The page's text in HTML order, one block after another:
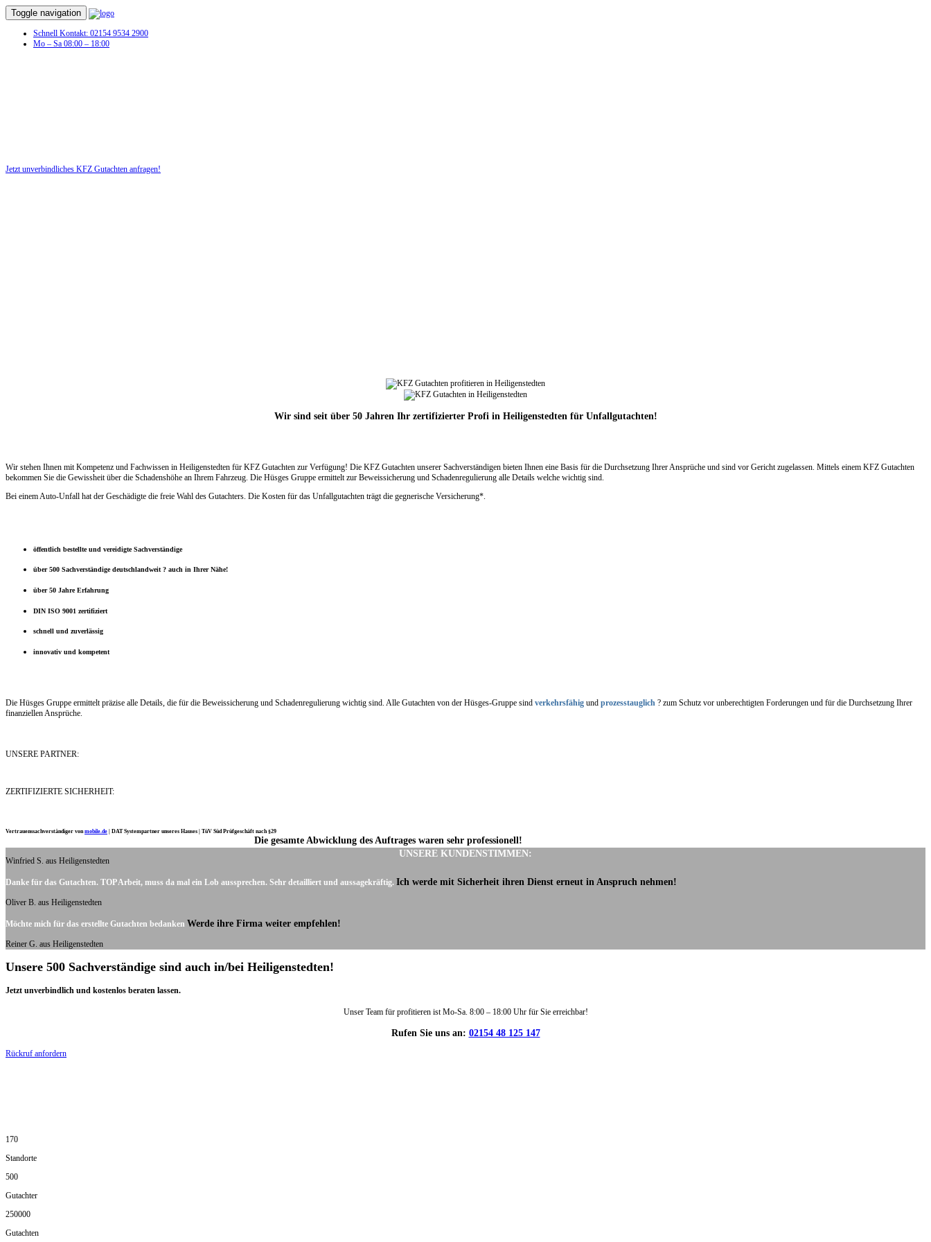
Toggle navigation
Schnell Kontakt: 02154 9534 2900
Mo – Sa 08:00 – 18:00
Jetzt unverbindliches KFZ Gutachten anfragen!
Wir sind seit über 50 Jahren Ihr zertifizierter Profi in Heiligenstedten für Unfallgutachten!
Wir stehen Ihnen mit Kompetenz und Fachwissen in Heiligenstedten für KFZ Gutachten zur Verfügung! Die KFZ Gutachten unserer Sachverständigen bieten Ihnen eine Basis für die Durchsetzung Ihrer Ansprüche und sind vor Gericht zugelassen. Mittels einem KFZ Gutachten
bekommen Sie die Gewissheit über die Schadenshöhe an Ihrem Fahrzeug. Die Hüsges Gruppe ermittelt zur Beweissicherung und Schadenregulierung alle Details welche wichtig sind.
Bei einem Auto-Unfall hat der Geschädigte die freie Wahl des Gutachters. Die Kosten für das Unfallgutachten trägt die gegnerische Versicherung*.
öffentlich bestellte und vereidigte Sachverständige
über 500 Sachverständige deutschlandweit ? auch in Ihrer Nähe!
über 50 Jahre Erfahrung
DIN ISO 9001 zertifiziert
schnell und zuverlässig
innovativ und kompetent
Die Hüsges Gruppe ermittelt präzise alle Details, die für die Beweissicherung und Schadenregulierung wichtig sind. Alle Gutachten von der Hüsges-Gruppe sind verkehrsfähig und prozesstauglich ? zum Schutz vor unberechtigten Forderungen und für die Durchsetzung Ihrer
finanziellen Ansprüche.
UNSERE PARTNER:
ZERTIFIZIERTE SICHERHEIT:
Vertrauenssachverständiger vonmobile.de DAT Systempartner unseres Hauses | TüV Süd Prüfgeschäft nach §29
UNSERE KUNDENSTIMMEN:
Die gesamte Abwicklung des Auftrages waren sehr professionell!
Winfried S. aus Heiligenstedten
Danke für das Gutachten. TOP Arbeit, muss da mal ein Lob aussprechen. Sehr detailliert und aussagekräftig. Ich werde mit Sicherheit ihren Dienst erneut in Anspruch nehmen!
Oliver B. aus Heiligenstedten
Möchte mich für das erstellte Gutachten bedanken Werde ihre Firma weiter empfehlen!
Reiner G. aus Heiligenstedten
Unsere 500 Sachverständige sind auch in/bei Heiligenstedten!
Jetzt unverbindlich und kostenlos beraten lassen.
Unser Team für profitieren ist Mo-Sa. 8:00 – 18:00 Uhr für Sie erreichbar!
Rufen Sie uns an: 02154 48 125 147
Rückruf anfordern
170
Standorte
500
Gutachter
250000
Gutachten